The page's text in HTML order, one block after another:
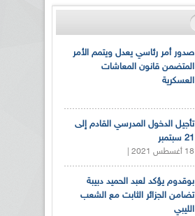
صدور أمر رئاسي يعدل ويتمم الأمر
المتضمن قانون المعاشات
العسكرية
تأجيل الدخول المدرسي القادم إلى
21 سبتمبر
18 أغسطس 2021 |
بوقدوم يؤكد لعبد الحميد دبيبة
تضامن الجزائر الثابت مع الشعب
الليبي